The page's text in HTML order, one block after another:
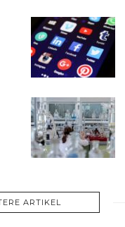
ARTIKEL